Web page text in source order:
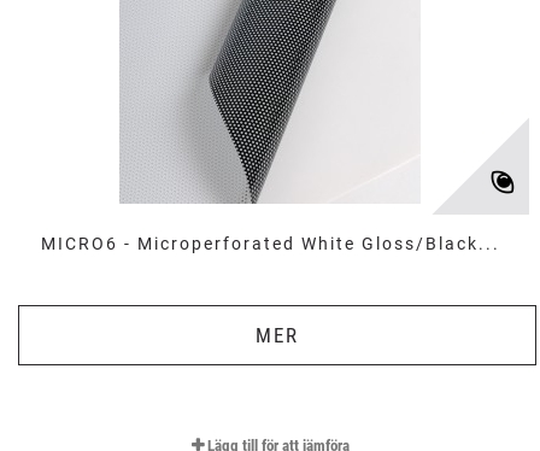
MICRO6 - Microperforated White Gloss/Black...
MER
Lägg till för att jämföra